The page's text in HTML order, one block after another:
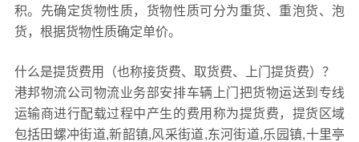
积。先确定货物性质，货物性质可分为重货、重泡货、泡
货，根据货物性质确定单价。
什么是提货费用（也称接货费、取货费、上门提货费）？
港邦物流公司物流业务部安排车辆上门把货物运送到专线
运输商进行配载过程中产生的费用称为提货费，提货区域
包括田螺冲街道,新韶镇,风采街道,东河街道,乐园镇,十里亭